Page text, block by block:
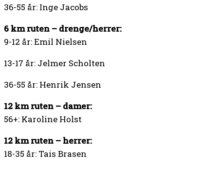
36-55 år: Inge Jacobs
6 km ruten – drenge/herrer:
9-12 år: Emil Nielsen
13-17 år: Jelmer Scholten
36-55 år: Henrik Jensen
12 km ruten – damer:
56+: Karoline Holst
12 km ruten – herrer:
18-35 år: Tais Brasen